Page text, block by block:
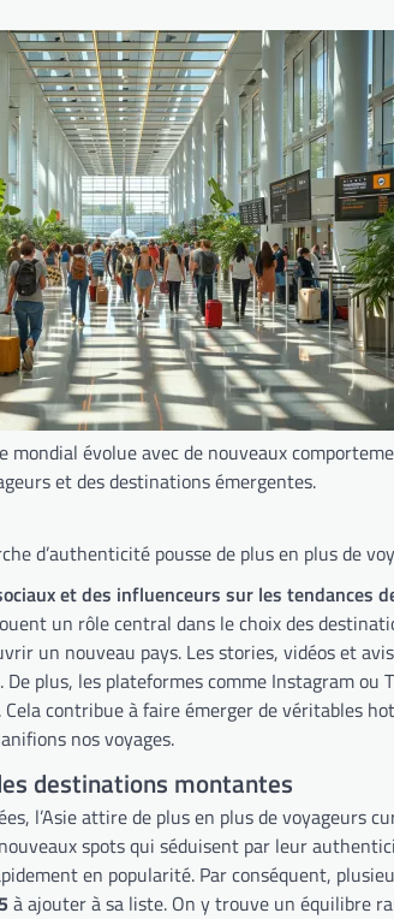
mondial évolue avec de nouveaux
et des destinations émergentes.
d’authenticité pousse de plus en plus de
et des influenceurs sur les tendances
un rôle central dans le choix des
un nouveau pays. Les stories, vidéos et
De plus, les plateformes comme Instagram
Cela contribue à faire émerger de véritables
nos voyages.
destinations montantes
l’Asie attire de plus en plus de voyageurs
spots qui séduisent par leur
en popularité. Par conséquent,
à ajouter à sa liste. On y trouve un équilibre